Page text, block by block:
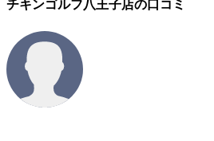
チキンゴルフ八王子店の口コミ